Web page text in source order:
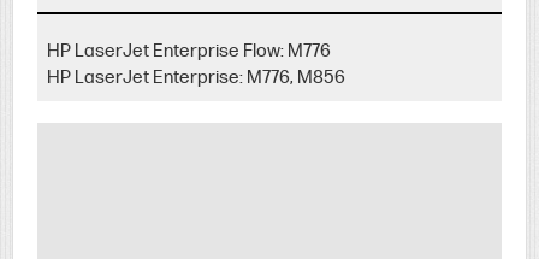
HP LaserJet Enterprise Flow: M776
HP LaserJet Enterprise: M776, M856